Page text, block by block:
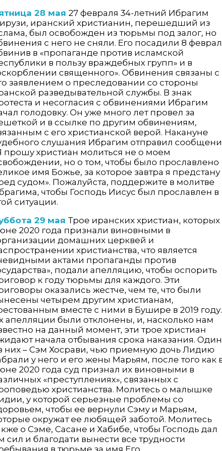
28 мая 27 февраля 34-летний Ибрагим
иранский христианин, перешедший из
был освобожден из тюрьмы под залог, но
с него не сняли. Его посадили 8
в «пропаганде против исламской
в пользу враждебных групп» и в
священного». Обвинения связаны с
заявлением о преследовании со стороны
разведывательной службы. В знак
и несогласия с обвинениями Ибрагим
голодовку. Он уже много лет провел за
и в ссылке по другим обвинениям,
с его христианской верой. Накануне
слушания Ибрагим отправил
прошу христиан молиться не о моем
но о том, чтобы было прославлено
имя Божье, за которое завтра я предстану
судом». Пожалуйста, поддержите в молитве
чтобы Господь Иисус был прославлен в
ситуации.
29 мая Трое иранских христиан, которых
2020 года признали виновными в
домашних церквей и
христианства, что является
актами пропаганды против
подали апелляцию, чтобы оспорить
к году тюрьмы для каждого. Эти
оказались жестче, чем те, что были
четырем другим христианам,
вместе с ними в Бушире в 2019 году.
апелляции были отклонены, и, насколько нам
на данный момент, эти трое христиан
начала отбывания срока наказания. Один
них – Сэм Хосрави, чью приемную дочь Лидию
у него и его жены Марьям, после того как
2020 года суд признал их виновными в
«преступлениях», связанных с
христианства. Молитесь о малышке
у которой серьезные проблемы со
чтобы ее вернули Сэму и Марьям,
окружат ее любящей заботой. Молитесь
о Сэме, Сасане и Хабибе, чтобы Господь дал
сил и благодати вынести все трудности
в тюрьме за имя Его.